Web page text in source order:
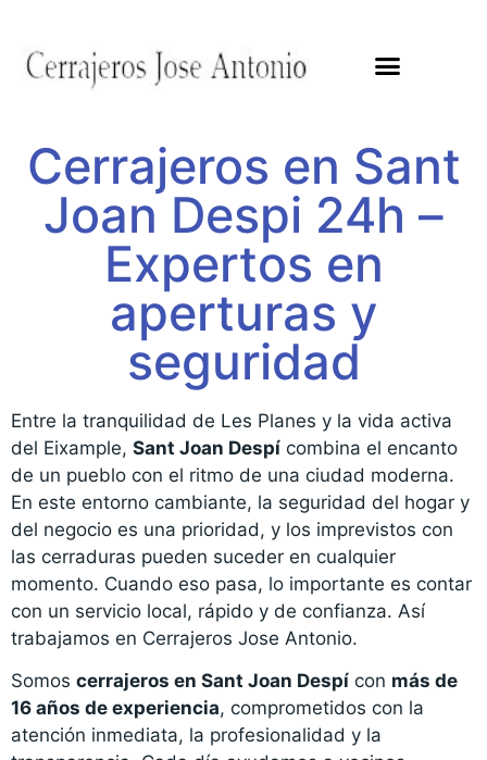
Cerrajeros en Sant
Joan Despi 24h –
Expertos en
aperturas y
seguridad
Entre la tranquilidad de Les Planes y la vida activa
del Eixample, Sant Joan Despí combina el encanto
de un pueblo con el ritmo de una ciudad moderna.
En este entorno cambiante, la seguridad del hogar y
del negocio es una prioridad, y los imprevistos con
las cerraduras pueden suceder en cualquier
momento. Cuando eso pasa, lo importante es contar
con un servicio local, rápido y de confianza. Así
trabajamos en Cerrajeros Jose Antonio.
Somos cerrajeros en Sant Joan Despí con más de
16 años de experiencia, comprometidos con la
atención inmediata, la profesionalidad y la